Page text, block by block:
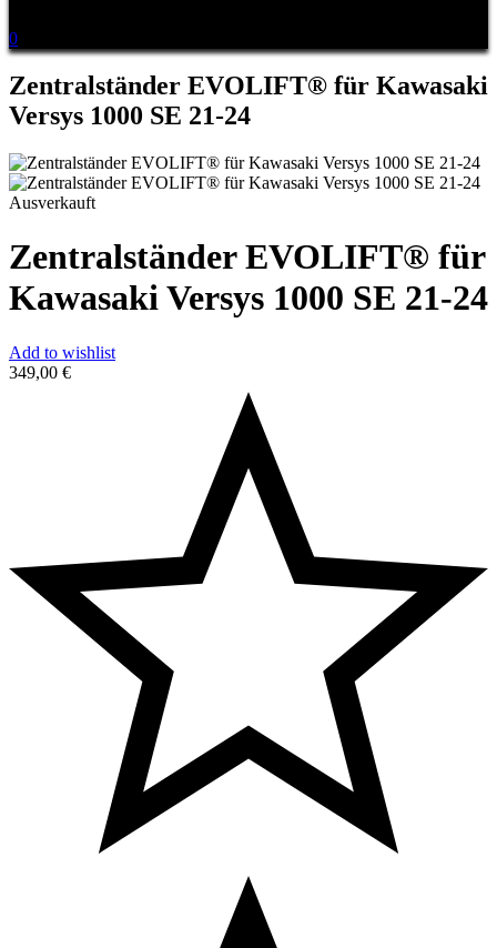
0
Zentralständer EVOLIFT® für Kawasaki
Versys 1000 SE 21-24
Ausverkauft
Zentralständer EVOLIFT® für
Kawasaki Versys 1000 SE 21-24
Add to wishlist
349,00 €